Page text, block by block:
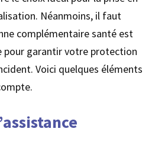
Néanmoins, il faut
complémentaire santé est
pour garantir votre protection
Voici quelques éléments